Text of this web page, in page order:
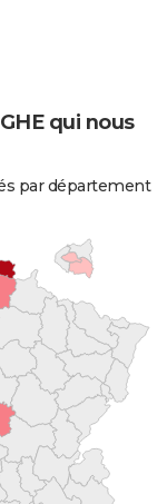
qui nous
par département